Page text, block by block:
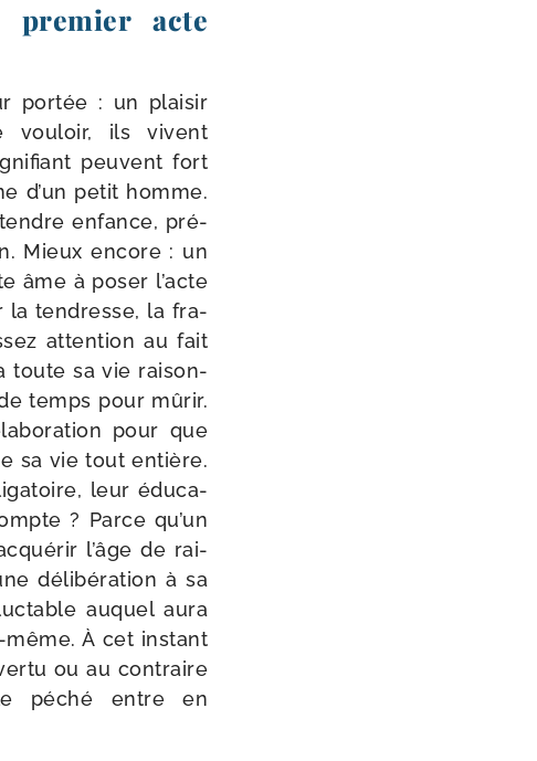
premier acte
por­tée : un plai­sir
vou­loir, ils vivent
peuvent fort
d’un petit homme.
enfance, pré­
Mieux encore : un
âme à poser l’acte
la ten­dresse, la fra­
atten­tion au fait
toute sa vie rai­son­
temps pour mûrir.
pour que
sa vie tout entière.
leur édu­ca­
? Parce qu’un
l’âge de rai­
déli­bé­ra­tion à sa
auquel aura
À cet ins­tant
ou au contraire
péché entre en